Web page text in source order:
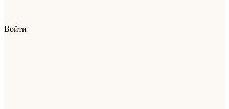
Войти